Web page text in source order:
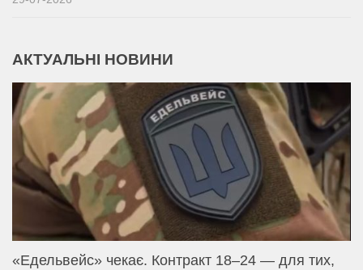
АКТУАЛЬНІ НОВИНИ
«Едельвейс» чекає. Контракт 18–24 — для тих,